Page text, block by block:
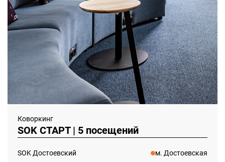
Коворкинг
SOK СТАРТ | 5 посещений
SOK Достоевский
м. Достоевская